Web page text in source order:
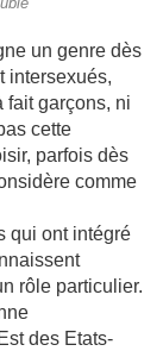
un genre dès
intersexués,
fait garçons, ni
cette
parfois dès
comme
qui ont intégré
rôle particulier.
des Etats-